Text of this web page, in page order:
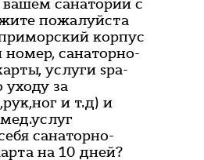
вашем санатории с
пожалуйста
корпус
санаторно-
услуги spa-
уходу за
и т.д) и
санаторно-
на 10 дней?